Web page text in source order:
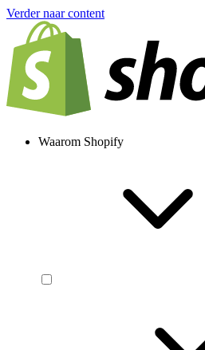
Verder naar content
Waarom Shopify